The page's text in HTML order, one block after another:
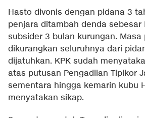
Hasto divonis dengan pidana 3
penjara ditambah denda sebesar
subsider 3 bulan kurungan. Masa
dikurangkan seluruhnya dari
dijatuhkan. KPK sudah
atas putusan Pengadilan Tipikor
sementara hingga kemarin kubu
menyatakan sikap.